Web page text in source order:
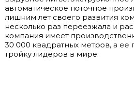
автоматическое поточное
лишним лет своего развития
несколько раз переезжала и
компания имеет
30 000 квадратных метров, а ее
тройку лидеров в мире.